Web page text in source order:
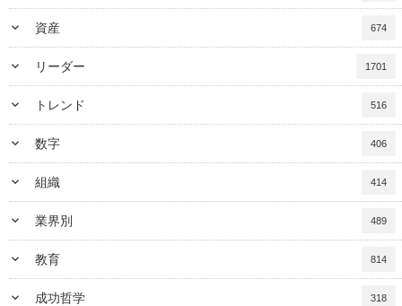
keyboard_arrow_down 資産 674
keyboard_arrow_down リーダー 1701
keyboard_arrow_down トレンド 516
keyboard_arrow_down 数字 406
keyboard_arrow_down 組織 414
keyboard_arrow_down 業界別 489
keyboard_arrow_down 教育 814
keyboard_arrow_down 成功哲学 318